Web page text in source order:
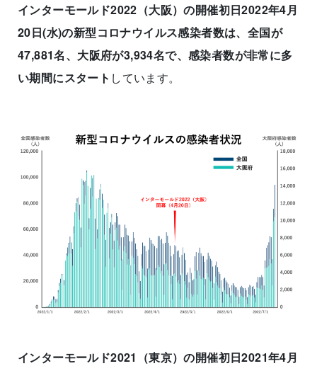
インターモールド2022（大阪）の開催初日2022年4月
20日(水)の新型コロナウイルス感染者数は、全国が
47,881名、大阪府が3,934名で、感染者数が非常に多
い期間にスタート しています。
インターモールド2021（東京）の開催初日2021年4月